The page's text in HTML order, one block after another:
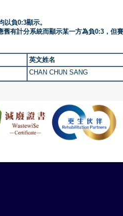
負0:3顯示。
有計分系統而顯示某一方為負0:3，但
英文姓名
CHAN CHUN SANG